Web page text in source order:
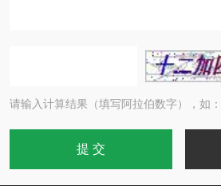
请输入计算结果（填写阿拉伯数字），如